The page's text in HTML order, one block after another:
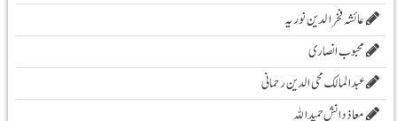
عائشہ فخرالدین نوریہ
محبوب انصاری
عبدالمالک محی الدین رحمانی
معاذ دانش حمید اللہ